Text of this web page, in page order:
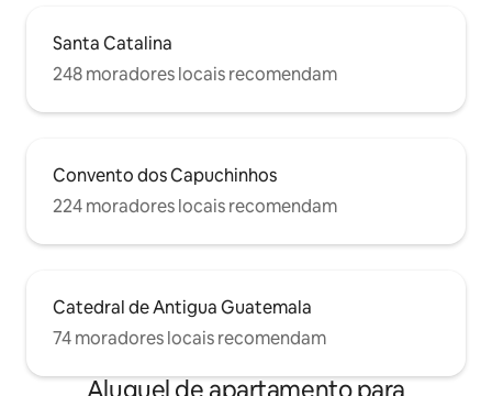
Santa Catalina
248 moradores locais recomendam
Convento dos Capuchinhos
224 moradores locais recomendam
Catedral de Antigua Guatemala
74 moradores locais recomendam